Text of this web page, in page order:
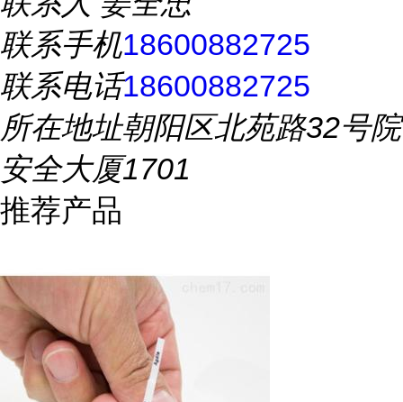
联系手机18600882725
联系电话18600882725
所在地址朝阳区北苑路32号院
安全大厦1701
推荐产品